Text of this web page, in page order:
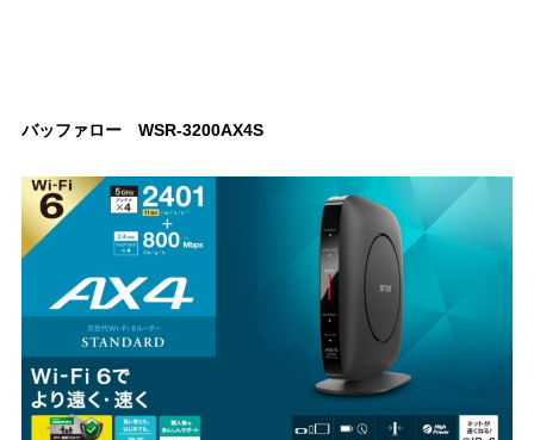
バッファロー WSR-3200AX4S